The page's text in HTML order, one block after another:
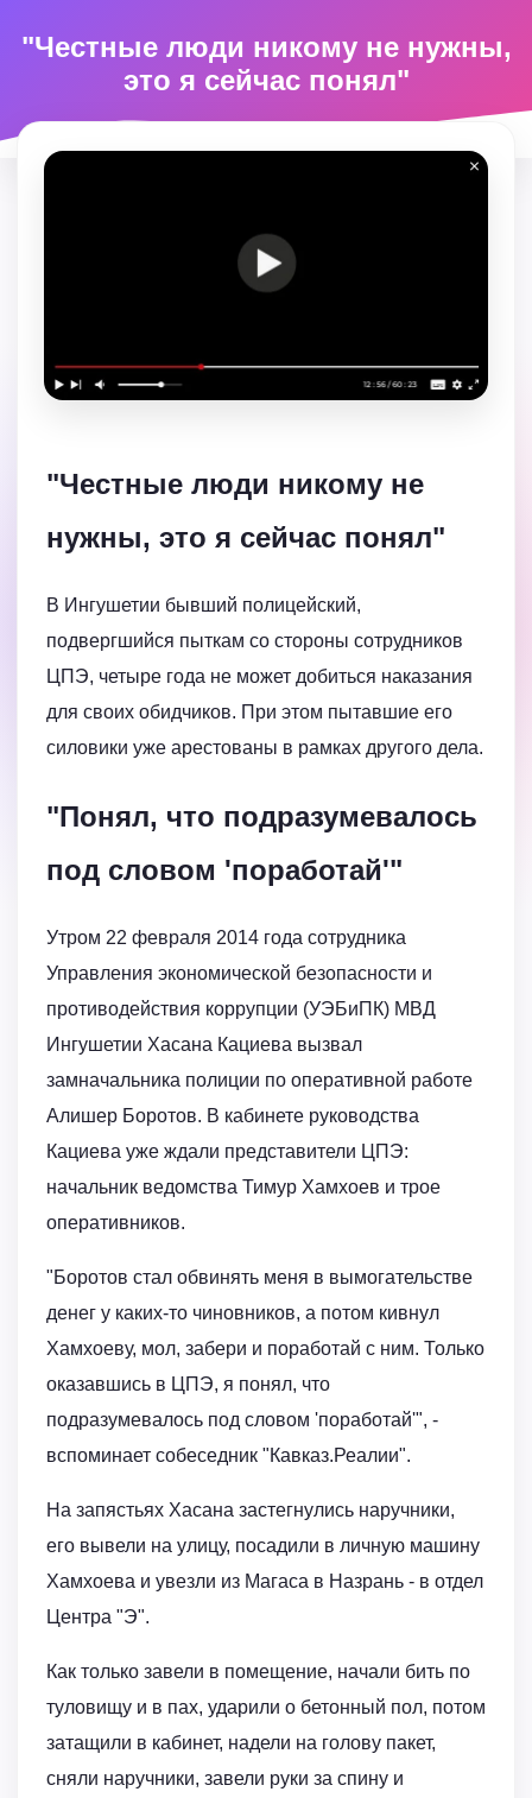
"Честные люди никому не нужны,
это я сейчас понял"
"Честные люди никому не
нужны, это я сейчас понял"
В Ингушетии бывший полицейский,
подвергшийся пыткам со стороны сотрудников
ЦПЭ, четыре года не может добиться наказания
для своих обидчиков. При этом пытавшие его
силовики уже арестованы в рамках другого дела.
"Понял, что подразумевалось
под словом 'поработай'"
Утром 22 февраля 2014 года сотрудника
Управления экономической безопасности и
противодействия коррупции (УЭБиПК) МВД
Ингушетии Хасана Кациева вызвал
замначальника полиции по оперативной работе
Алишер Боротов. В кабинете руководства
Кациева уже ждали представители ЦПЭ:
начальник ведомства Тимур Хамхоев и трое
оперативников.
"Боротов стал обвинять меня в вымогательстве
денег у каких-то чиновников, а потом кивнул
Хамхоеву, мол, забери и поработай с ним. Только
оказавшись в ЦПЭ, я понял, что
подразумевалось под словом 'поработай'", -
вспоминает собеседник "Кавказ.Реалии".
На запястьях Хасана застегнулись наручники,
его вывели на улицу, посадили в личную машину
Хамхоева и увезли из Магаса в Назрань - в отдел
Центра "Э".
Как только завели в помещение, начали бить по
туловищу и в пах, ударили о бетонный пол, потом
затащили в кабинет, надели на голову пакет,
сняли наручники, завели руки за спину и